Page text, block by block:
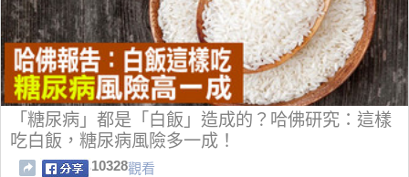
「糖尿病」都是「白飯」造成的？哈佛研究：這樣
吃白飯，糖尿病風險多一成！
10328觀看